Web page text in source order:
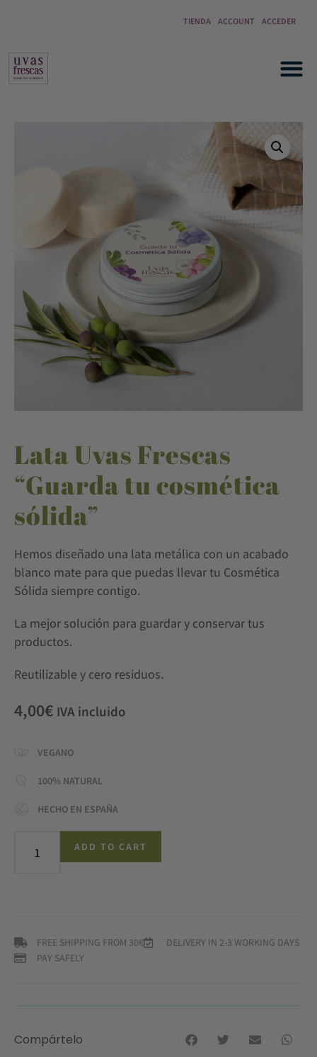
TIENDA ACCOUNT ACCEDER
Lata Uvas Frescas
“Guarda tu cosmética
sólida”
Hemos diseñado una lata metálica con un acabado
blanco mate para que puedas llevar tu Cosmética
Sólida siempre contigo.
La mejor solución para guardar y conservar tus
productos.
Reutilizable y cero residuos.
4,00€ IVA incluido
VEGANO
100% NATURAL
HECHO EN ESPAÑA
ADD TO CART
FREE SHIPPING FROM 30€
DELIVERY IN 2-3 WORKING DAYS
PAY SAFELY
Compártelo